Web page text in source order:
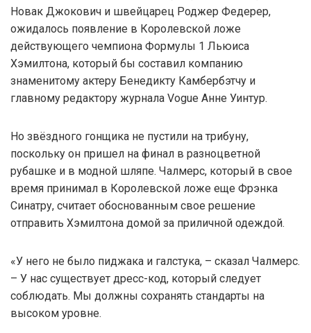
Новак Джокович и швейцарец Роджер Федерер,
ожидалось появление в Королевской ложе
действующего чемпиона Формулы 1 Льюиса
Хэмилтона, который бы составил компанию
знаменитому актеру Бенедикту Камбербэтчу и
главному редактору журнала Vogue Анне Уинтур.
Но звёздного гонщика не пустили на трибуну,
поскольку он пришел на финал в разноцветной
рубашке и в модной шляпе. Чалмерс, который в свое
время принимал в Королевской ложе еще Фрэнка
Синатру, считает обоснованным свое решение
отправить Хэмилтона домой за приличной одеждой.
«У него не было пиджака и галстука, – сказал Чалмерс.
– У нас существует дресс-код, который следует
соблюдать. Мы должны сохранять стандарты на
высоком уровне.